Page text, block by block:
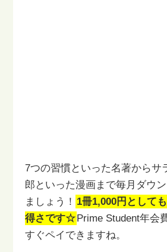
7つの習慣といった名著からサ
郎といった漫画まで毎月ダウ
ましょう！ 1冊1,000円として
得さです☆Prime Student年会
すぐペイできますね。